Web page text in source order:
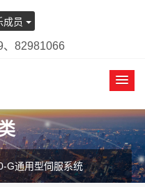
成员
、82981066
G通用型伺服系统